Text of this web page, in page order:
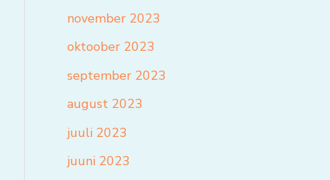
november 2023
oktoober 2023
september 2023
august 2023
juuli 2023
juuni 2023